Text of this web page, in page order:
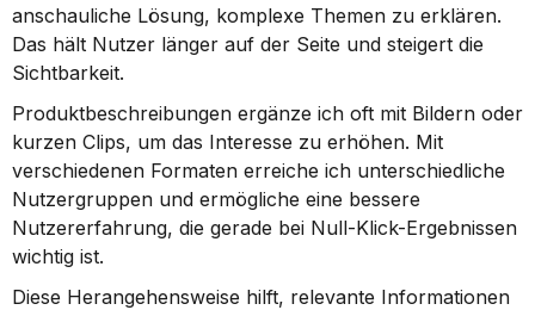
anschauliche Lösung, komplexe Themen zu erklären.
Das hält Nutzer länger auf der Seite und steigert die
Sichtbarkeit.
Produktbeschreibungen ergänze ich oft mit Bildern oder
kurzen Clips, um das Interesse zu erhöhen. Mit
verschiedenen Formaten erreiche ich unterschiedliche
Nutzergruppen und ermögliche eine bessere
Nutzererfahrung, die gerade bei Null-Klick-Ergebnissen
wichtig ist.
Diese Herangehensweise hilft, relevante Informationen